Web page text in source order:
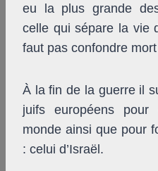
eu la plus grande
celle qui sépare la vie
faut pas confondre
À la fin de la guerre il
juifs européens
monde ainsi que pour
: celui d’Israël.